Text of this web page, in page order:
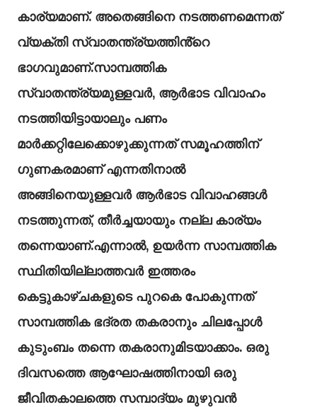
കാര്യമാണ്. അതെങ്ങിനെ നടത്തണമെന്നത്
വ്യക്തി സ്വാതന്ത്ര്യത്തിൻ്റെ
ഭാഗവുമാണ്.സാമ്പത്തിക
സ്വാതന്ത്ര്യമുള്ളവർ, ആർഭാട വിവാഹം
നടത്തിയിട്ടായാലും പണം
മാർക്കറ്റിലേക്കൊഴുക്കുന്നത് സമൂഹത്തിന്
ഗുണകരമാണ് എന്നതിനാൽ
അങ്ങിനെയുള്ളവർ ആർഭാട വിവാഹങ്ങൾ
നടത്തുന്നത്, തീർച്ചയായും നല്ല കാര്യം
തന്നെയാണ്.എന്നാൽ, ഉയർന്ന സാമ്പത്തിക
സ്ഥിതിയില്ലാത്തവർ ഇത്തരം
കെട്ടുകാഴ്ചകളുടെ പുറകെ പോകുന്നത്
സാമ്പത്തിക ഭദ്രത തകരാനും ചിലപ്പോൾ
കുടുംബം തന്നെ തകരാനുമിടയാക്കാം. ഒരു
ദിവസത്തെ ആഘോഷത്തിനായി ഒരു
ജീവിതകാലത്തെ സമ്പാദ്യം മുഴുവൻ